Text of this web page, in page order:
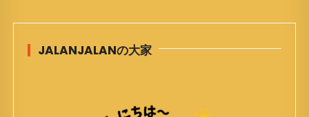
JALANJALANの大家